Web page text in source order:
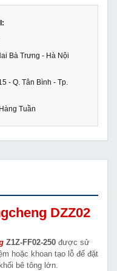
Bà Trưng - Hà Nội
- Q. Tân Bình - Tp.
Tuần
DZZ02
Z1Z-FF02-250 được sử
hoặc khoan tạo lỗ để đặt
bê tông lớn.